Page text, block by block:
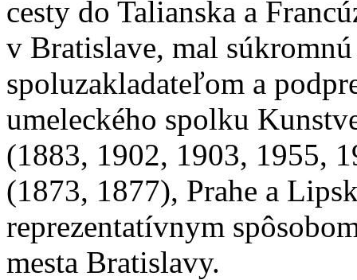
cesty do Talianska a
v Bratislave, mal
spoluzakladateľom a
umeleckého spolku
(1883, 1902, 1903, 1955,
(1873, 1877), Prahe a
reprezentatívnym
mesta Bratislavy.